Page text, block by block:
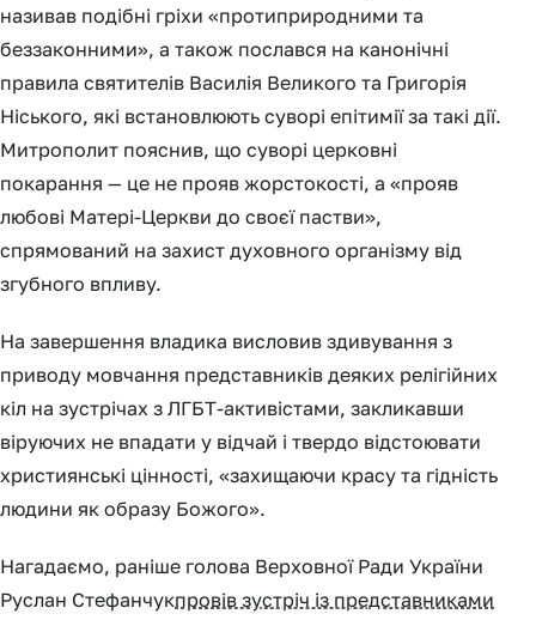
називав подібні гріхи «протиприродними та
беззаконними», а також послався на канонічні
правила святителів Василія Великого та Григорія
Ніського, які встановлюють суворі епітимії за такі дії.
Митрополит пояснив, що суворі церковні
покарання — це не прояв жорстокості, а «прояв
любові Матері-Церкви до своєї пастви»,
спрямований на захист духовного організму від
згубного впливу.
На завершення владика висловив здивування з
приводу мовчання представників деяких релігійних
кіл на зустрічах з ЛГБТ-активістами, закликавши
віруючих не впадати у відчай і твердо відстоювати
християнські цінності, «захищаючи красу та гідність
людини як образу Божого».
Нагадаємо, раніше голова Верховної Ради України
Руслан Стефанчукпровів зустріч із представниками